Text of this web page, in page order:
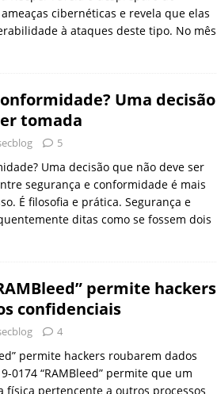
cibernéticas e revela que elas
à ataques deste tipo. No mês
Uma decisão
tomada
5
Uma decisão que não deve ser
segurança e conformidade é mais
É filosofia e prática. Segurança e
ditas como se fossem dois
permite hackers
confidenciais
4
permite hackers roubarem dados
0174 “RAMBleed” permite que um
física pertencente a outros processos